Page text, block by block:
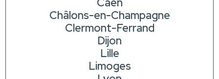
Châlons-en-Champagne
Clermont-Ferrand
Dijon
Lille
Limoges